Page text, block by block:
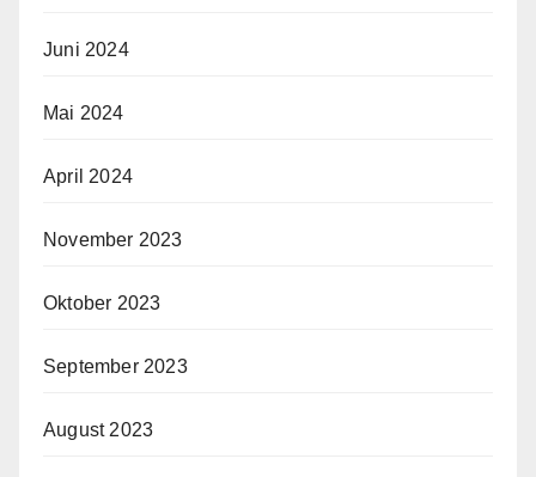
Juni 2024
Mai 2024
April 2024
November 2023
Oktober 2023
September 2023
August 2023